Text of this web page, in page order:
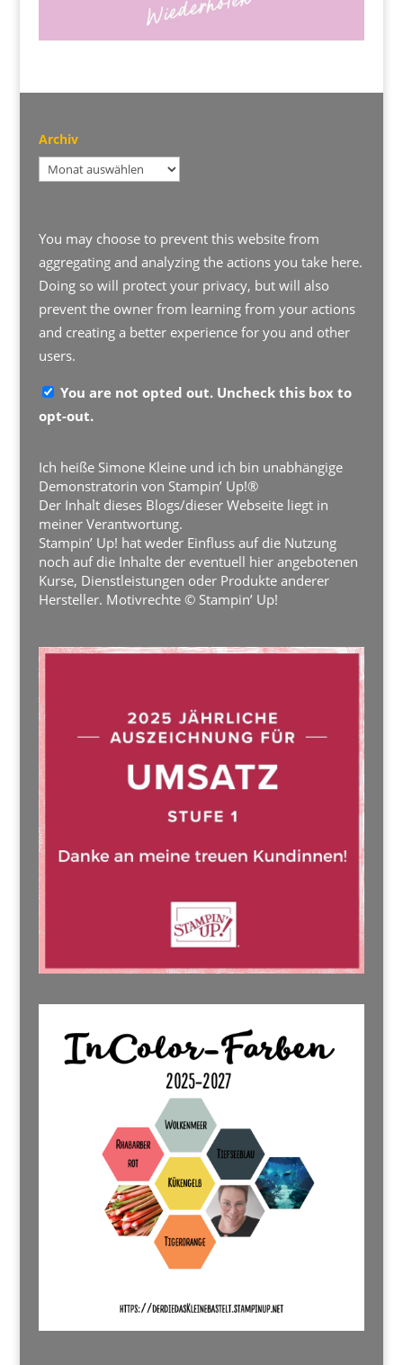
Archiv
Archiv
You may choose to prevent this website from
aggregating and analyzing the actions you take here.
Doing so will protect your privacy, but will also
prevent the owner from learning from your actions
and creating a better experience for you and other
users.
You are not opted out. Uncheck this box to
opt-out.
Ich heiße Simone Kleine und ich bin unabhängige
Demonstratorin von Stampin’ Up!®
Der Inhalt dieses Blogs/dieser Webseite liegt in
meiner Verantwortung.
Stampin’ Up! hat weder Einfluss auf die Nutzung
noch auf die Inhalte der eventuell hier angebotenen
Kurse, Dienstleistungen oder Produkte anderer
Hersteller. Motivrechte © Stampin’ Up!